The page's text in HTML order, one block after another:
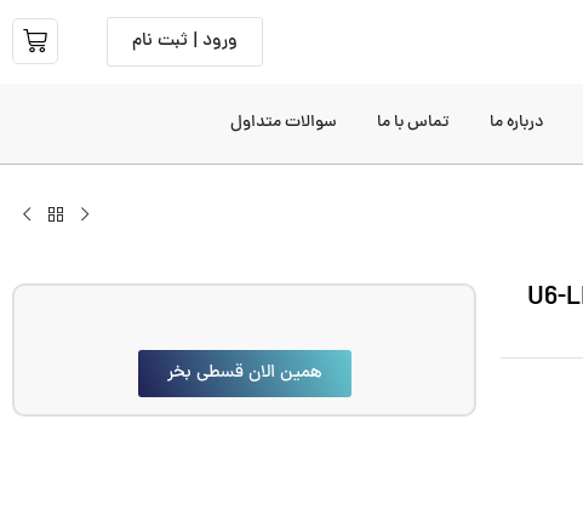
ورود | ثبت نام
درباره ما تماس با ما سوالات متداول
همین الان قسطی بخر